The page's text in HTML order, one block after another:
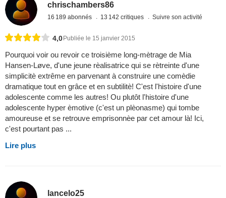
chrischambers86
16 189 abonnés 13 142 critiques Suivre son activité
4,0 Publiée le 15 janvier 2015
Pourquoi voir ou revoir ce troisième long-mètrage de Mia
Hansen-Løve, d'une jeune rèalisatrice qui se rètreinte d'une
simplicitè extrême en parvenant à construire une comèdie
dramatique tout en grâce et en subtilitè! C'est l'histoire d'une
adolescente comme les autres! Ou plutôt l'histoire d'une
adolescente hyper èmotive (c'est un plèonasme) qui tombe
amoureuse et se retrouve emprisonnèe par cet amour là! Ici,
c'est pourtant pas ...
Lire plus
lancelo25